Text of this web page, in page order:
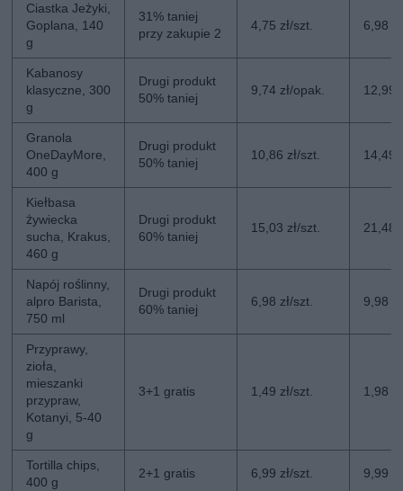
Ciastka Jeżyki,
Goplana, 140
g
31% taniej
przy zakupie 2
4,75 zł/szt. 6,98
Kabanosy
klasyczne, 300
g
Drugi produkt
50% taniej
9,74 zł/opak. 12,99
Granola
OneDayMore,
400 g
Drugi produkt
50% taniej
10,86 zł/szt. 14,49
Kiełbasa
żywiecka
sucha, Krakus,
460 g
Drugi produkt
60% taniej
15,03 zł/szt. 21,48
Napój roślinny,
alpro Barista,
750 ml
Drugi produkt
60% taniej
6,98 zł/szt. 9,98
Przyprawy,
zioła,
mieszanki
przypraw,
Kotanyi, 5-40
g
3+1 gratis 1,49 zł/szt. 1,98
Tortilla chips,
400 g
2+1 gratis 6,99 zł/szt. 9,99